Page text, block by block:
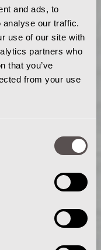
and ads, to
analyse our traffic.
use of our site with
partners who
that you’ve
from your use